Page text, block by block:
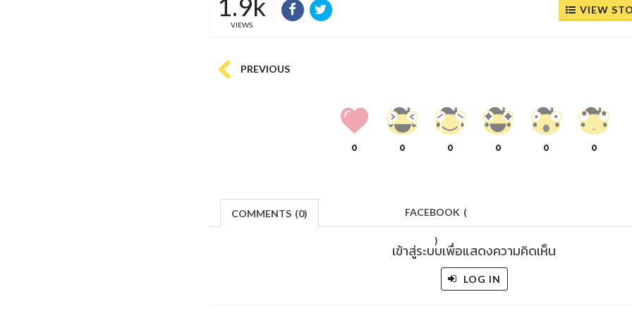
VIEWS
VIEW
PREVIOUS
0 0 0 0 0 0
COMMENTS (0) FACEBOOK (
)
เข้าสู่ระบบเพื่อแสดงความคิดเห็น
LOG IN